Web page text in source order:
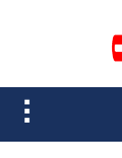
TOGGLE
SIDEBAR